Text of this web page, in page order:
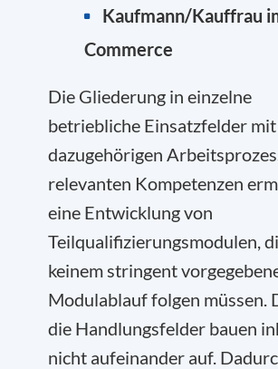
Kaufmann/Kauffrau
Commerce
Die Gliederung in einzelne
betriebliche Einsatzfelder
dazugehörigen
relevanten Kompetenzen
eine Entwicklung von
Teilqualifizierungsmodulen,
keinem stringent
Modulablauf folgen müssen.
die Handlungsfelder bauen
nicht aufeinander auf.